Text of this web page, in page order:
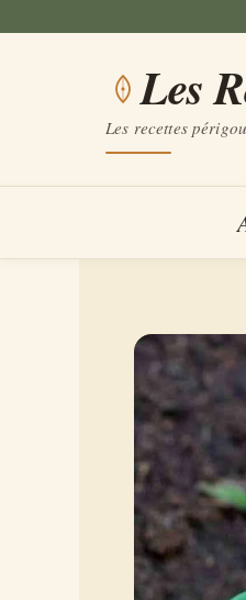
Les
Les recettes